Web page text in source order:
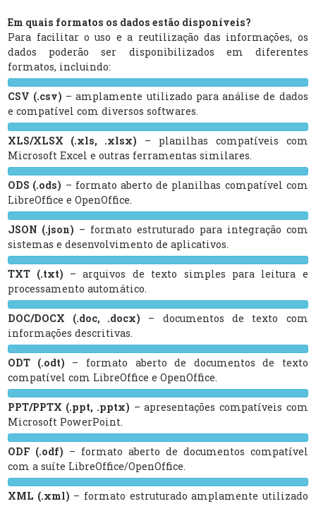
Em quais formatos os dados estão disponíveis?
Para facilitar o uso e a reutilização das informações, os
dados poderão ser disponibilizados em diferentes
formatos, incluindo:
CSV (.csv) – amplamente utilizado para análise de dados
e compatível com diversos softwares.
XLS/XLSX (.xls, .xlsx) – planilhas compatíveis com
Microsoft Excel e outras ferramentas similares.
ODS (.ods) – formato aberto de planilhas compatível com
LibreOffice e OpenOffice.
JSON (.json) – formato estruturado para integração com
sistemas e desenvolvimento de aplicativos.
TXT (.txt) – arquivos de texto simples para leitura e
processamento automático.
DOC/DOCX (.doc, .docx) – documentos de texto com
informações descritivas.
ODT (.odt) – formato aberto de documentos de texto
compatível com LibreOffice e OpenOffice.
PPT/PPTX (.ppt, .pptx) – apresentações compatíveis com
Microsoft PowerPoint.
ODF (.odf) – formato aberto de documentos compatível
com a suíte LibreOffice/OpenOffice.
XML (.xml) – formato estruturado amplamente utilizado